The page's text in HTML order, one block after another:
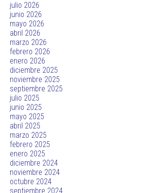
julio 2026
junio 2026
mayo 2026
abril 2026
marzo 2026
febrero 2026
enero 2026
diciembre 2025
noviembre 2025
septiembre 2025
julio 2025
junio 2025
mayo 2025
abril 2025
marzo 2025
febrero 2025
enero 2025
diciembre 2024
noviembre 2024
octubre 2024
septiembre 2024